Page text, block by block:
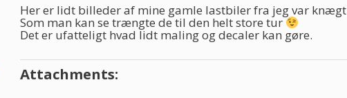
Her er lidt billeder af mine gamle lastbiler fra jeg var knægt
Som man kan se trængte de til den helt store tur
Det er ufatteligt hvad lidt maling og decaler kan gøre.
Attachments: